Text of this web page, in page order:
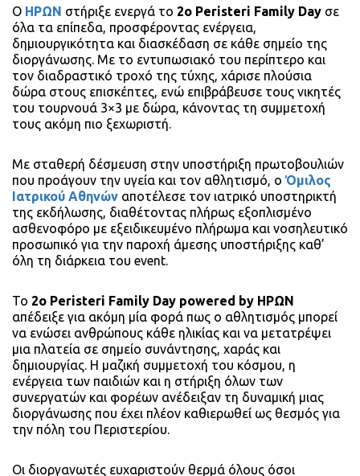
Ο ΗΡΩΝ στήριξε ενεργά το 2ο Peristeri Family Day σε
όλα τα επίπεδα, προσφέροντας ενέργεια,
δημιουργικότητα και διασκέδαση σε κάθε σημείο της
διοργάνωσης. Με το εντυπωσιακό του περίπτερο και
τον διαδραστικό τροχό της τύχης, χάρισε πλούσια
δώρα στους επισκέπτες, ενώ επιβράβευσε τους νικητές
του τουρνουά 3×3 με δώρα, κάνοντας τη συμμετοχή
τους ακόμη πιο ξεχωριστή.
Με σταθερή δέσμευση στην υποστήριξη πρωτοβουλιών
που προάγουν την υγεία και τον αθλητισμό, οΌμιλος
Ιατρικού Αθηνών αποτέλεσε τον ιατρικό υποστηρικτή
της εκδήλωσης, διαθέτοντας πλήρως εξοπλισμένο
ασθενοφόρο με εξειδικευμένο πλήρωμα και νοσηλευτικό
προσωπικό για την παροχή άμεσης υποστήριξης καθ’
όλη τη διάρκεια του event.
Το 2ο Peristeri Family Day powered by ΗΡΩΝ
απέδειξε για ακόμη μία φορά πως ο αθλητισμός μπορεί
να ενώσει ανθρώπους κάθε ηλικίας και να μετατρέψει
μια πλατεία σε σημείο συνάντησης, χαράς και
δημιουργίας. Η μαζική συμμετοχή του κόσμου, η
ενέργεια των παιδιών και η στήριξη όλων των
συνεργατών και φορέων ανέδειξαν τη δυναμική μιας
διοργάνωσης που έχει πλέον καθιερωθεί ως θεσμός για
την πόλη του Περιστερίου.
Οι διοργανωτές ευχαριστούν θερμά όλους όσοι